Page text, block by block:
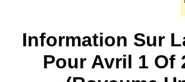
Information Sur
Pour Avril 1 Of